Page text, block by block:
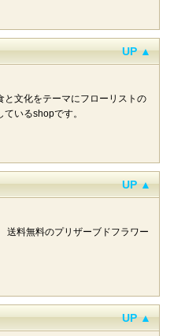
UP ▲
文化をテーマにフローリストの
いるshopです。
UP ▲
送料無料のプリザーブドフラワー
UP ▲